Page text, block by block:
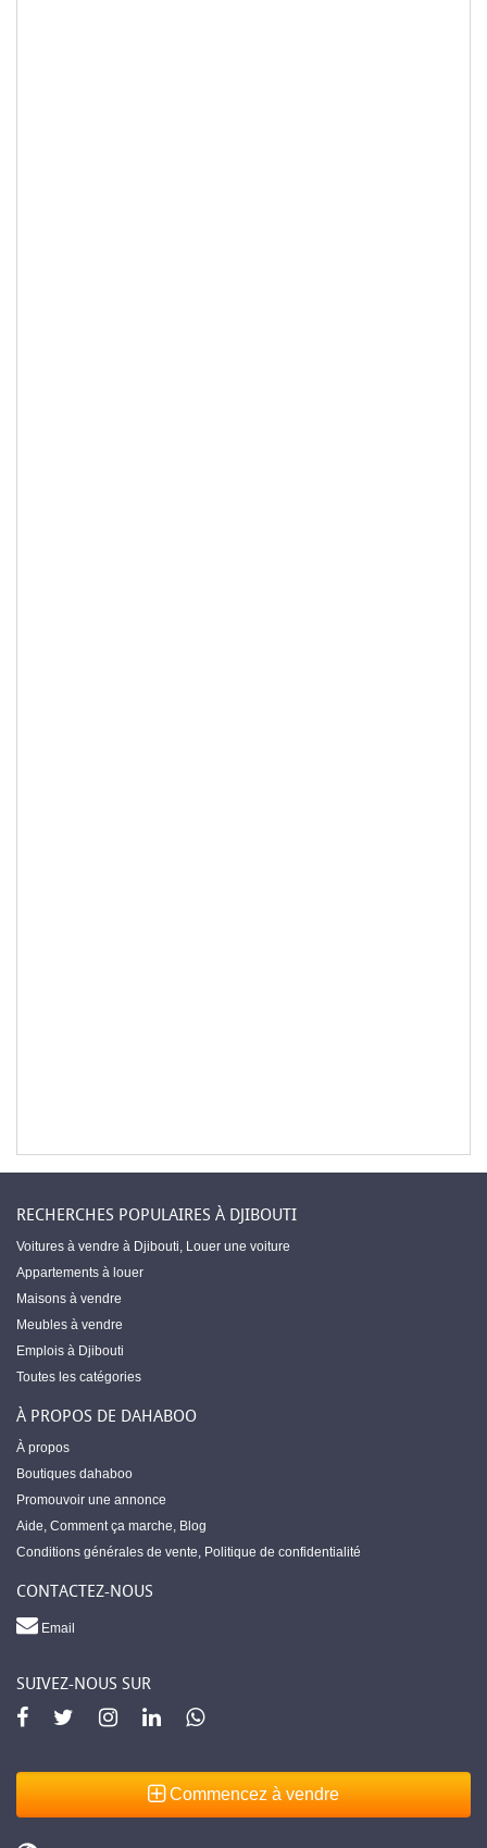
RECHERCHES POPULAIRES À DJIBOUTI
Voitures à vendre à Djibouti, Louer une voiture
Appartements à louer
Maisons à vendre
Meubles à vendre
Emplois à Djibouti
Toutes les catégories
À PROPOS DE DAHABOO
À propos
Boutiques dahaboo
Promouvoir une annonce
Aide, Comment ça marche, Blog
Conditions générales de vente, Politique de confidentialité
CONTACTEZ-NOUS
Email
SUIVEZ-NOUS SUR
Commencez à vendre